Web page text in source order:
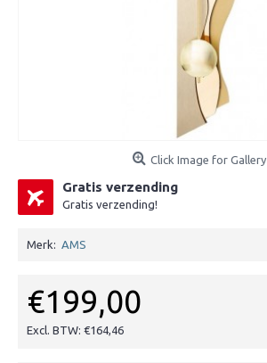
Click Image for Gallery
Gratis verzending
Gratis verzending!
Merk: AMS
€199,00
Excl. BTW: €164,46